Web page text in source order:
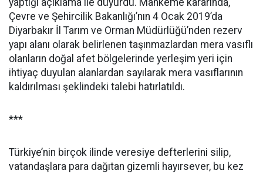
yaptığı açıklama ile duyurdu. Mahkeme kararında,
Çevre ve Şehircilik Bakanlığı’nın 4 Ocak 2019’da
Diyarbakır İl Tarım ve Orman Müdürlüğü’nden rezerv
yapı alanı olarak belirlenen taşınmazlardan mera vasıflı
olanların doğal afet bölgelerinde yerleşim yeri için
ihtiyaç duyulan alanlardan sayılarak mera vasıflarının
kaldırılması şeklindeki talebi hatırlatıldı.
***
Türkiye’nin birçok ilinde veresiye defterlerini silip,
vatandaşlara para dağıtan gizemli hayırsever, bu kez